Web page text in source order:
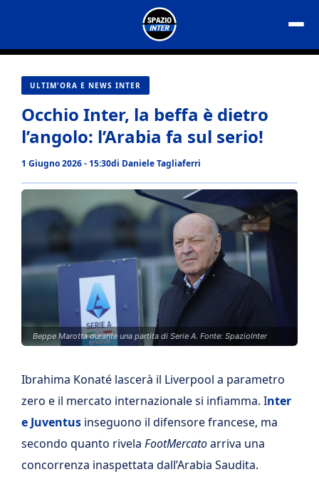
contenuto
ULTIM'ORA E NEWS INTER
Occhio Inter, la beffa è dietro
l’angolo: l’Arabia fa sul serio!
1 Giugno 2026 - 15:30di Daniele Tagliaferri
Beppe Marotta durante una partita di Serie A. Fonte: SpazioInter
Ibrahima Konaté lascerà il Liverpool a parametro
zero e il mercato internazionale si infiamma. Inter
e Juventus inseguono il difensore francese, ma
secondo quanto rivela FootMercatoarriva una
concorrenza inaspettata dall’Arabia Saudita.